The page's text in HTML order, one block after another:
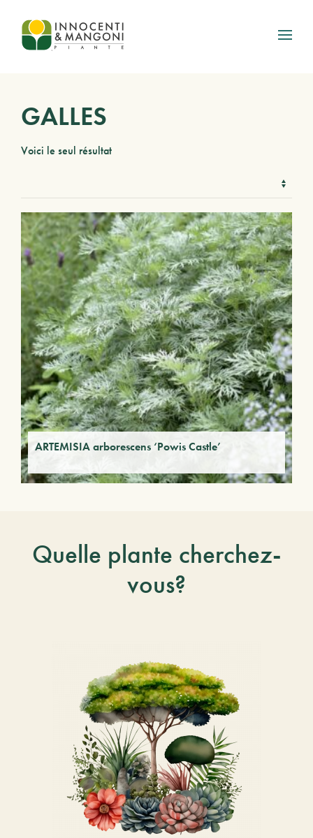
Skip to main content
GALLES
Voici le seul résultat
ARTEMISIA arborescens ‘Powis Castle’
Quelle plante cherchez-
vous?